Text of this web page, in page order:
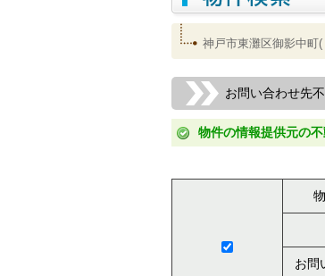
神戸市東灘区御影中町
お問い合わせ先
物件の情報提供元の
お問